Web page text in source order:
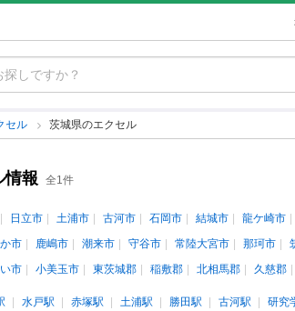
セル 茨城県のエクセル
情報 全1件
日立市 土浦市 古河市 石岡市 結城市 龍ケ崎市
市 鹿嶋市 潮来市 守谷市 常陸大宮市 那珂市
市 小美玉市 東茨城郡 稲敷郡 北相馬郡 久慈郡
水戸駅 赤塚駅 土浦駅 勝田駅 古河駅 研究